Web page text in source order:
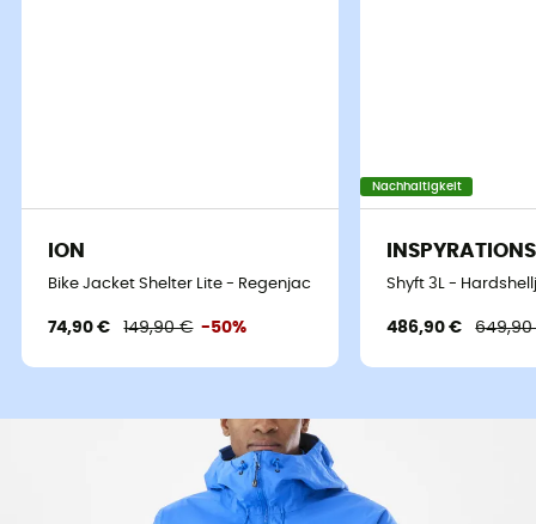
ION
Bike Jacket Shelter Lite - Regenjacke
74,90 € 149,90 € -50%
Nachhaltigkeit
INSPYRATIONS
Shyft 3L -
486,90 €